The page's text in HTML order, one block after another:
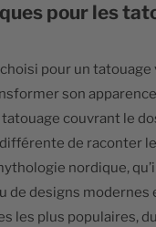
pour les
pour un tatouage
son
tatouage couvrant le
de raconter
nordique,
de designs modernes
les plus populaires,